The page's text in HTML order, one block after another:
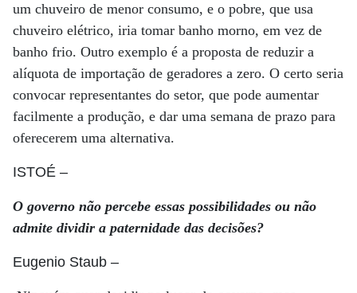
um chuveiro de menor consumo, e o pobre, que usa
chuveiro elétrico, iria tomar banho morno, em vez de
banho frio. Outro exemplo é a proposta de reduzir a
alíquota de importação de geradores a zero. O certo seria
convocar representantes do setor, que pode aumentar
facilmente a produção, e dar uma semana de prazo para
oferecerem uma alternativa.
ISTOÉ –
O governo não percebe essas possibilidades ou não
admite dividir a paternidade das decisões?
Eugenio Staub –